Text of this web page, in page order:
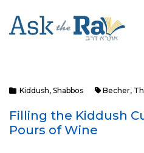
Kiddush, Shabbos Becher,
Filling the Kiddush
Pours of Wine